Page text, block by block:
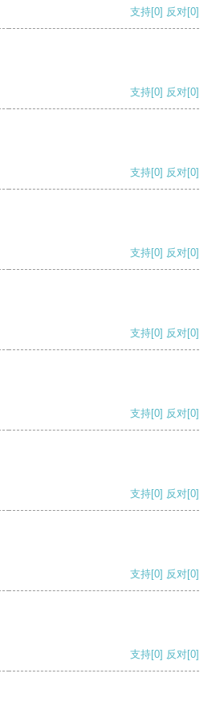
支持[0] 反对[0]
支持[0] 反对[0]
支持[0] 反对[0]
支持[0] 反对[0]
支持[0] 反对[0]
支持[0] 反对[0]
支持[0] 反对[0]
支持[0] 反对[0]
支持[0] 反对[0]